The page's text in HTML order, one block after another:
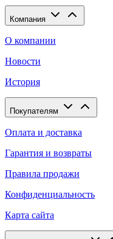
Компания
О компании
Новости
История
Покупателям
Оплата и доставка
Гарантия и возвраты
Правила продажи
Конфиденциальность
Карта сайта